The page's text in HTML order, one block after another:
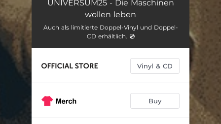
UNIVERSUM25 - Die Maschinen
wollen leben
Auch als limitierte Doppel-Vinyl und Doppel-
CD erhältlich. 💿
Vinyl & CD
Buy